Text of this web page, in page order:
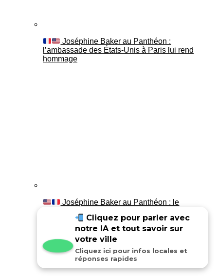
Joséphine Baker au Panthéon :
l’ambassade des États-Unis à Paris lui rend
hommage
Joséphine Baker au Panthéon : le
Cliquez pour parler avec
notre IA et tout savoir sur
votre ville
Cliquez ici pour infos locales et
réponses rapides